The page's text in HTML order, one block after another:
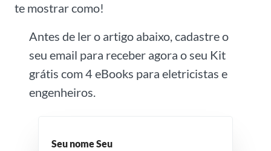
te mostrar como!
Antes de ler o artigo abaixo, cadastre o
seu email para receber agora o seu Kit
grátis com 4 eBooks para eletricistas e
engenheiros.
Seu nome Seu